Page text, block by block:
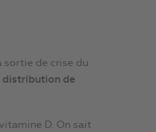
sortie de crise du
distribution de
D. On sait